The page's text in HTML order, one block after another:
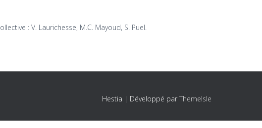
: V. Laurichesse, M.C. Mayoud, S. Puel.
Hestia | Développé par ThemeIsle